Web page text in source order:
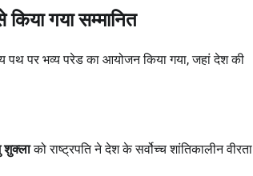
गया सम्मानित
पथ पर भव्य परेड का आयोजन किया गया, जहां देश की
शुक्लाको राष्ट्रपति ने देश के सर्वोच्च शांतिकालीन वीरता